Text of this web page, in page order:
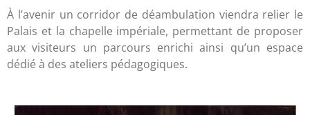
À l’avenir un corridor de déambulation viendra relier le
Palais et la chapelle impériale, permettant de proposer
aux visiteurs un parcours enrichi ainsi qu’un espace
dédié à des ateliers pédagogiques.